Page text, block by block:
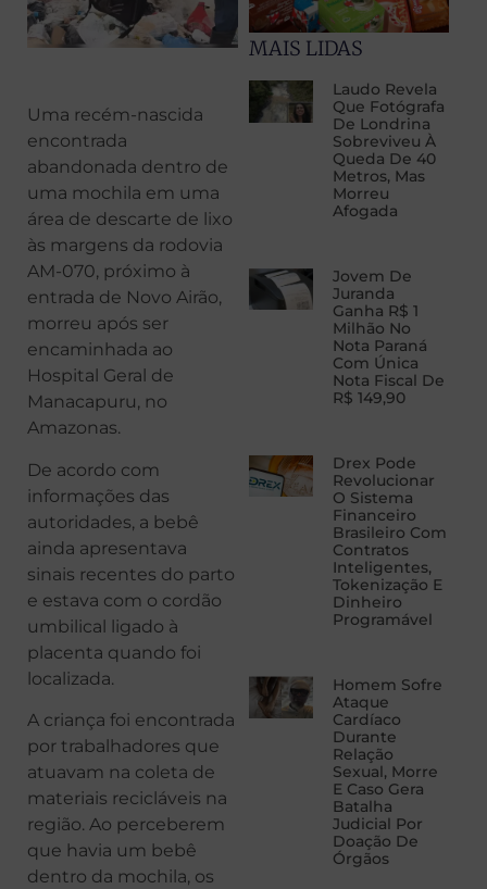
Uma recém-nascida
encontrada
abandonada dentro de
uma mochila em uma
área de descarte de lixo
às margens da rodovia
AM-070, próximo à
entrada de Novo Airão,
morreu após ser
encaminhada ao
Hospital Geral de
Manacapuru, no
Amazonas.
De acordo com
informações das
autoridades, a bebê
ainda apresentava
sinais recentes do parto
e estava com o cordão
umbilical ligado à
placenta quando foi
localizada.
A criança foi encontrada
por trabalhadores que
atuavam na coleta de
materiais recicláveis na
região. Ao perceberem
que havia um bebê
dentro da mochila, os
MAIS LIDAS
Laudo Revela
Que Fotógrafa
De Londrina
Sobreviveu À
Queda De 40
Metros, Mas
Morreu
Afogada
Jovem De
Juranda
Ganha R$ 1
Milhão No
Nota Paraná
Com Única
Nota Fiscal De
R$ 149,90
Drex Pode
Revolucionar
O Sistema
Financeiro
Brasileiro Com
Contratos
Inteligentes,
Tokenização E
Dinheiro
Programável
Homem Sofre
Ataque
Cardíaco
Durante
Relação
Sexual, Morre
E Caso Gera
Batalha
Judicial Por
Doação De
Órgãos